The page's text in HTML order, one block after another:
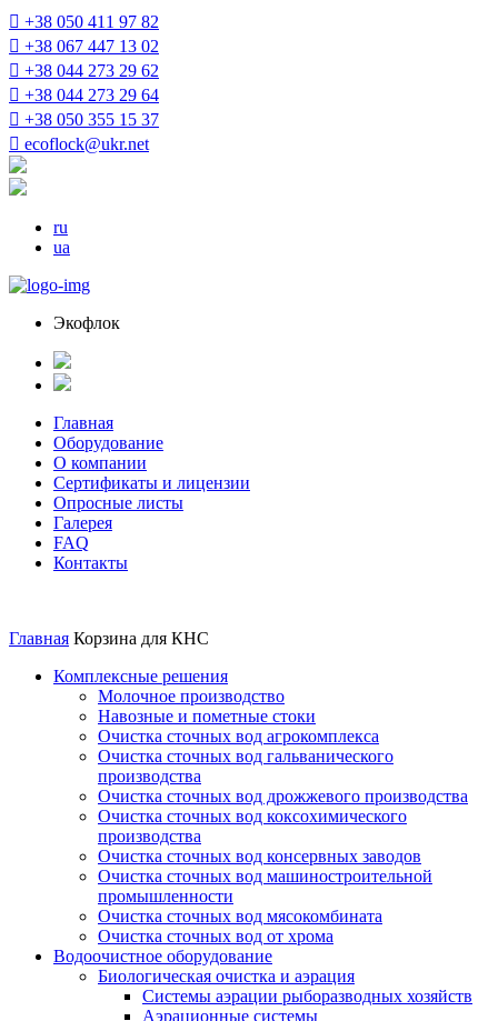
+38 050 411 97 82
+38 067 447 13 02
+38 044 273 29 62
+38 044 273 29 64
+38 050 355 15 37
ecoflock@ukr.net
ru
ua
Экофлок
Главная
Оборудование
О компании
Сертификаты и лицензии
Опросные листы
Галерея
FAQ
Контакты
Главная Корзина для КНС
Комплексные решения
Молочное производство
Навозные и пометные стоки
Очистка сточных вод агрокомплекса
Очистка сточных вод гальванического
производства
Очистка сточных вод дрожжевого производства
Очистка сточных вод коксохимического
производства
Очистка сточных вод консервных заводов
Очистка сточных вод машиностроительной
промышленности
Очистка сточных вод мясокомбината
Очистка сточных вод от хрома
Водоочистное оборудование
Биологическая очистка и аэрация
Системы аэрации рыборазводных хозяйств
Аэрационные системы